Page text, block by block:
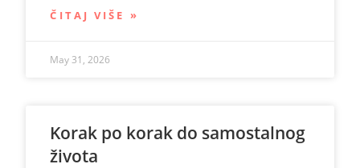
ČITAJ VIŠE »
May 31, 2026
Korak po korak do samostalnog
života